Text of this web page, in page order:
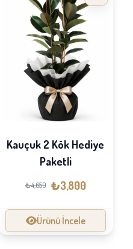
Kauçuk 2 Kök Hediye
Paketli
₺4,650 ₺3,800
Ürünü İncele